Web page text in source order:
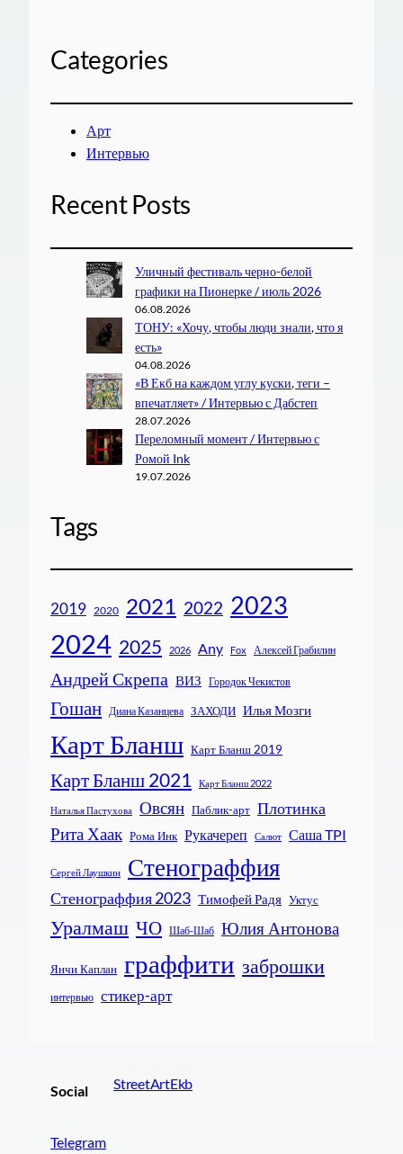
Categories
Арт
Интервью
Recent Posts
Уличный фестиваль черно-белой
графики на Пионерке / июль 2026
06.08.2026
ТОНУ: «Хочу, чтобы люди знали, что я
есть»
04.08.2026
«В Екб на каждом углу куски, теги –
впечатляет» / Интервью с Дабстеп
28.07.2026
Переломный момент / Интервью с
Ромой Ink
19.07.2026
Tags
2019 2020 2021 2022 2023
2024 2025 2026 Any Fox Алексей Грабилин
Андрей Скрепа ВИЗ Городок Чекистов
Гошан Диана Казанцева ЗАХОДИ Илья Мозги
Карт Бланш Карт Бланш 2019
Карт Бланш 2021 Карт Бланш 2022
Наталья Пастухова Овсян Паблик-арт Плотинка
Рита Хаак Рома Инк Рукачереп Салют Саша TPI
Сергей Лаушкин Стенограффия
Стенограффия 2023 Тимофей Радя Уктус
Уралмаш ЧО Шаб-Шаб Юлия Антонова
Янчи Каплан граффити заброшки
интервью стикер-арт
Social
Telegram
StreetArtEkb